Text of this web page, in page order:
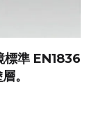
標準 EN1836
。